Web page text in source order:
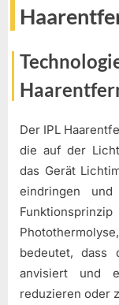
Der IPL
die auf der
das Gerät
eindringen und
bedeutet, dass
anvisiert und
reduzieren oder